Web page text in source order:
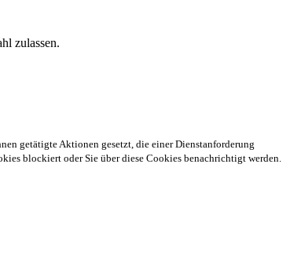
zulassen.
getätigte Aktionen gesetzt, die einer Dienstanforderung
blockiert oder Sie über diese Cookies benachrichtigt werden.